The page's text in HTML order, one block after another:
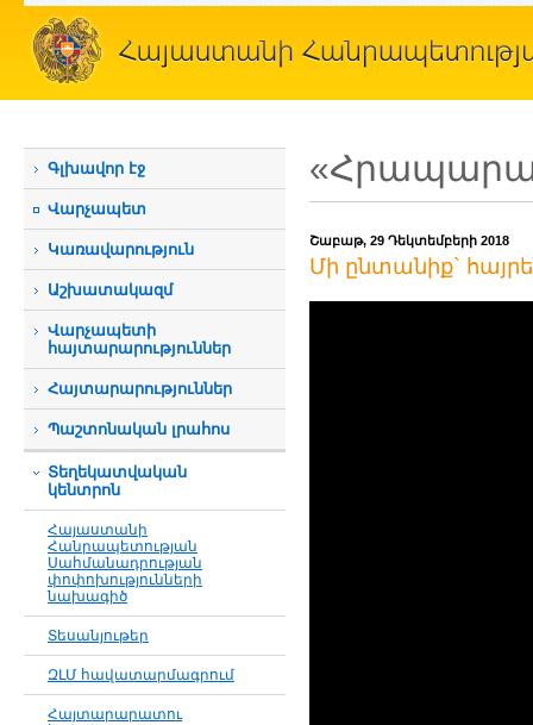
Գլխավոր էջ
Վարչապետ
Կառավարություն
Աշխատակազմ
Վարչապետի
հայտարարություններ
Հայտարարություններ
Պաշտոնական լրահոս
Տեղեկատվական
կենտրոն
Հայաստանի
Հանրապետության
Սահմանադրության
փոփոխությունների
նախագիծ
Տեսանյութեր
ԶԼՄ հավատարմագրում
Հայտարարատու
Շաբաթ, 29 Դեկտեմբերի 2018
Մի ընտանիք`